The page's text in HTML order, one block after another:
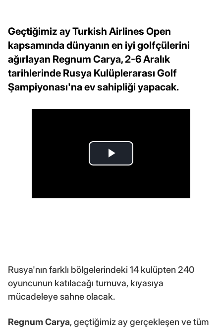
Geçtiğimiz ay Turkish Airlines Open
kapsamında dünyanın en iyi golfçülerini
ağırlayan Regnum Carya, 2-6 Aralık
tarihlerinde Rusya Kulüplerarası Golf
Şampiyonası'na ev sahipliği yapacak.
Rusya'nın farklı bölgelerindeki 14 kulüpten 240
oyuncunun katılacağı turnuva, kıyasıya
mücadeleye sahne olacak.
Regnum Carya, geçtiğimiz ay gerçekleşen ve tüm